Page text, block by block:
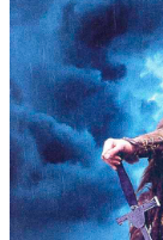
Написать в